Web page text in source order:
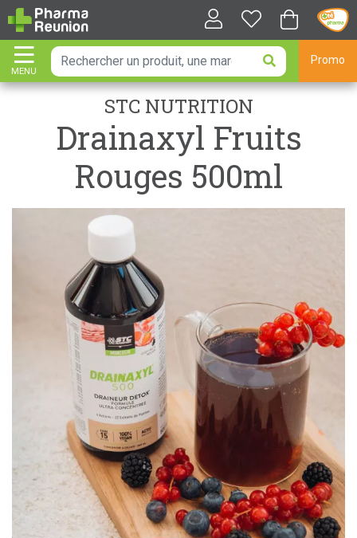
MENU
AFFICHER LA NAVIGATION
Promo
STC NUTRITION
Drainaxyl Fruits
Rouges 500ml